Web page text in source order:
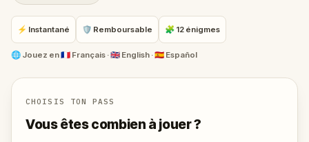
toucher, a disparu !
Quand Robert reçoit un appel du Calin-Com, il se
transforme enKid Questet assemble sa fidèle
équipe :Pandi, Rocky, Sandy et Zee
et la ramener à sa place.
Qui a volé la Sensi-Gemme ?
pourra résoudre toutes les énigmes, suivre les
indices, et restaurer les cinq sens avant qu’il ne soit
⚡ Instantané 🛡 Remboursable 🧩 12 énigmes
🌐 Jouez en🇫🇷 Français · 🇬🇧 English · 🇪🇸 Español
CHOISIS TON PASS
Vous êtes combien à jouer ?